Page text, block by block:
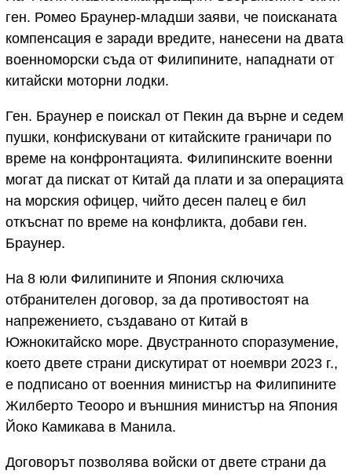
ген. Ромео Браунер-младши заяви, че поисканата
компенсация е заради вредите, нанесени на двата
военноморски съда от Филипините, нападнати от
китайски моторни лодки.
Ген. Браунер е поискал от Пекин да върне и седем
пушки, конфискувани от китайските граничари по
време на конфронтацията. Филипинските военни
могат да пискат от Китай да плати и за операцията
на морския офицер, чийто десен палец е бил
откъснат по време на конфликта, добави ген.
Браунер.
На 8 юли Филипините и Япония сключиха
отбранителен договор, за да противостоят на
напрежението, създавано от Китай в
Южнокитайско море. Двустранното споразумение,
което двете страни дискутират от ноември 2023 г.,
е подписано от военния министър на Филипините
Жилберто Теооро и външния министър на Япония
Йоко Камикава в Манила.
Договорът позволява войски от двете страни да